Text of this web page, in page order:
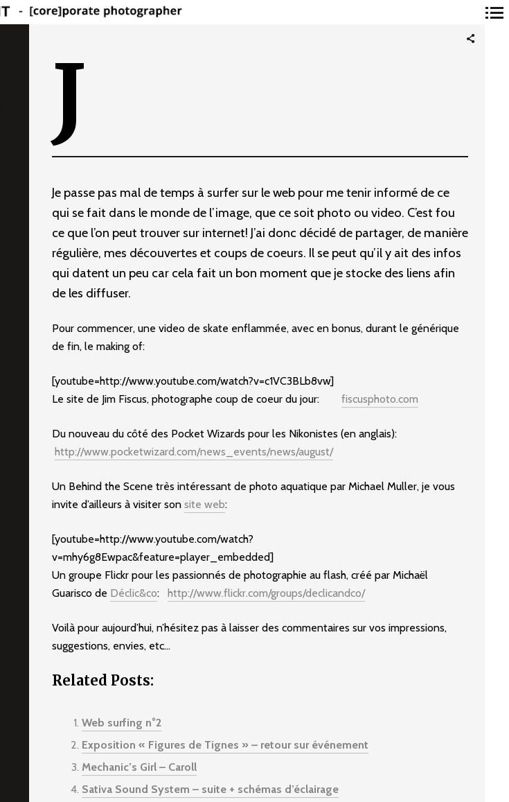
J
Je passe pas mal de temps à surfer sur le web pour me tenir informé de ce
qui se fait dans le monde de l’image, que ce soit photo ou video. C’est fou
ce que l’on peut trouver sur internet! J’ai donc décidé de partager, de manière
régulière, mes découvertes et coups de coeurs. Il se peut qu’il y ait des infos
qui datent un peu car cela fait un bon moment que je stocke des liens afin
de les diffuser.
Pour commencer, une video de skate enflammée, avec en bonus, durant le générique
de fin, le making of:
[youtube=http://www.youtube.com/watch?v=c1VC3BLb8vw]
Le site de Jim Fiscus, photographe coup de coeur du jour: fiscusphoto.com
Du nouveau du côté des Pocket Wizards pour les Nikonistes (en anglais):
http://www.pocketwizard.com/news_events/news/august/
Un Behind the Scene très intéressant de photo aquatique par Michael Muller, je vous
invite d’ailleurs à visiter son site web:
[youtube=http://www.youtube.com/watch?
v=mhy6g8Ewpac&feature=player_embedded]
Un groupe Flickr pour les passionnés de photographie au flash, créé par Michaël
Guarisco de Déclic&co: http://www.flickr.com/groups/declicandco/
Voilà pour aujourd’hui, n’hésitez pas à laisser des commentaires sur vos impressions,
suggestions, envies, etc…
Related Posts:
Web surfing n°2
Exposition « Figures de Tignes » – retour sur événement
Mechanic’s Girl – Caroll
Sativa Sound System – suite + schémas d’éclairage